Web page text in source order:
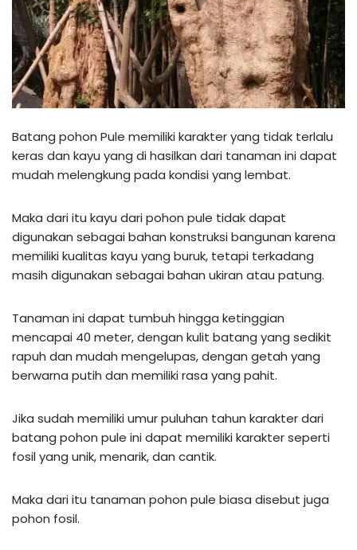
Batang pohon Pule memiliki karakter yang tidak terlalu
keras dan kayu yang di hasilkan dari tanaman ini dapat
mudah melengkung pada kondisi yang lembat.
Maka dari itu kayu dari pohon pule tidak dapat
digunakan sebagai bahan konstruksi bangunan karena
memiliki kualitas kayu yang buruk, tetapi terkadang
masih digunakan sebagai bahan ukiran atau patung.
Tanaman ini dapat tumbuh hingga ketinggian
mencapai 40 meter, dengan kulit batang yang sedikit
rapuh dan mudah mengelupas, dengan getah yang
berwarna putih dan memiliki rasa yang pahit.
Jika sudah memiliki umur puluhan tahun karakter dari
batang pohon pule ini dapat memiliki karakter seperti
fosil yang unik, menarik, dan cantik.
Maka dari itu tanaman pohon pule biasa disebut juga
pohon fosil.